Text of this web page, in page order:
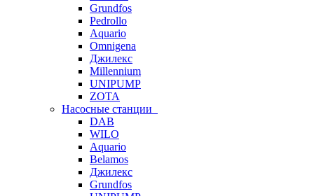
Grundfos
Pedrollo
Aquario
Omnigena
Джилекс
Millennium
UNIPUMP
ZOTA
Насосные станции
DAB
WILO
Aquario
Belamos
Джилекс
Grundfos